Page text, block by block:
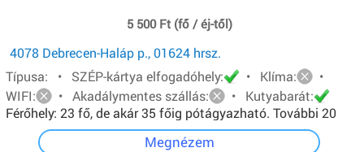
5 500 Ft (fő / éj-től)
4078 Debrecen-Haláp p., 01624 hrsz.
Típusa: • SZÉP-kártya elfogadóhely:
• Klíma:
•
WIFI:
• Akadálymentes szállás:
• Kutyabarát:
Férőhely: 23 fő, de akár 35 főig pótágyazható. További 20
főt pedig sátorban tudunk elhelyezni.
Megnézem